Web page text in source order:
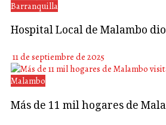
Barranquilla
Hospital Local de Malambo
11 de septiembre de 2025
Malambo
Más de 11 mil hogares de